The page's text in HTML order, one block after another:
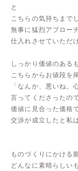
と
こちらの気持ちまで
無事に猛烈アプロー
仕入れさせていただ
しっかり価値のある
こちらからお値段を
「なんか、悪いね。
言ってくださったの
価値に見合った価格
交渉が成立したと私
ものづくりにかける
どんなに素晴らしい